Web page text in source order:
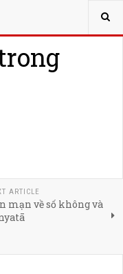
ARTICLE
mạn về số không và